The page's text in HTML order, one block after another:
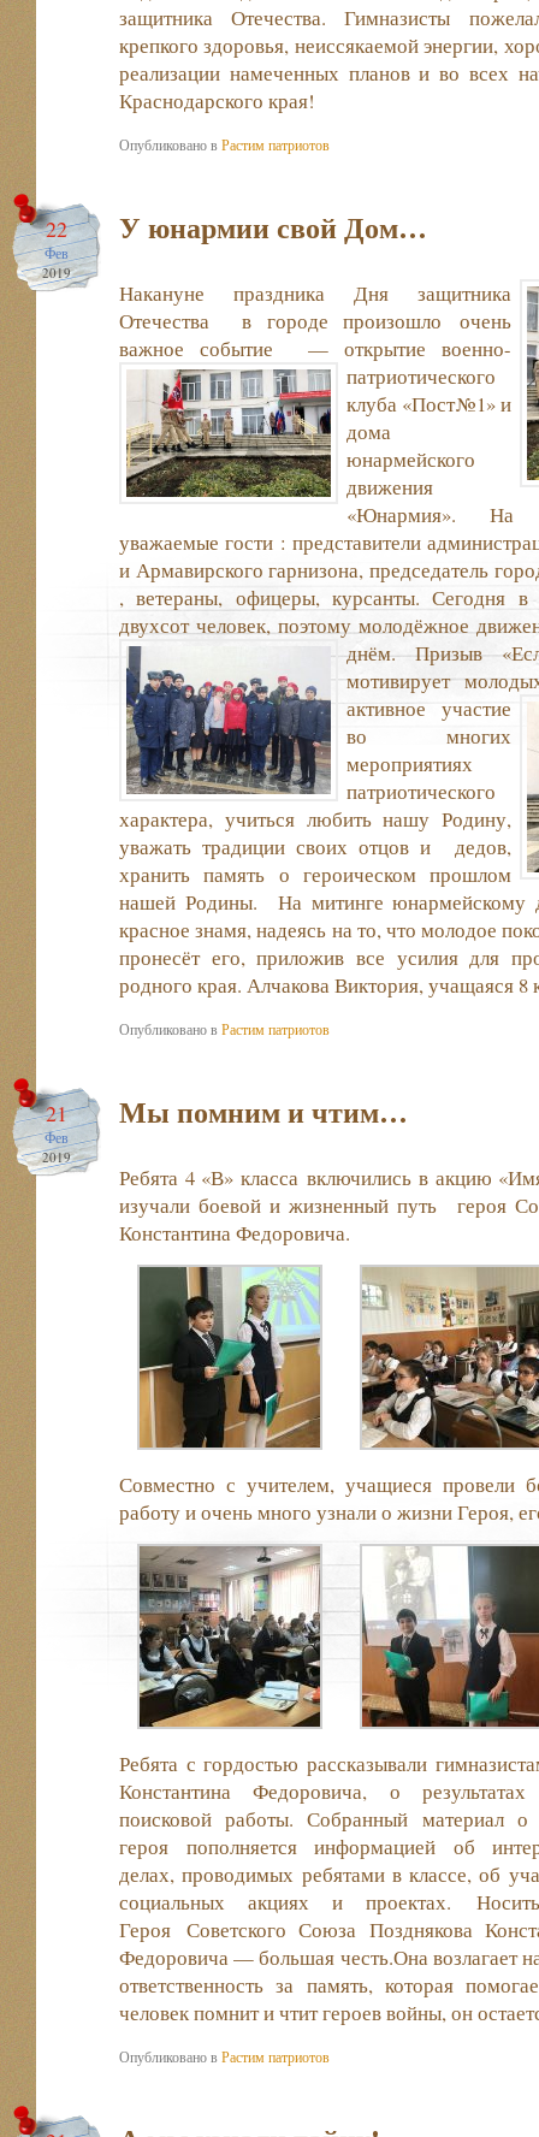
защитника Отечества. Гимназисты
крепкого здоровья, неиссякаемой энергии,
реализации намеченных планов и во всех
Краснодарского края!
Опубликовано вРастим патриотов
22
Фев
2019
У юнармии свой Дом…
Накануне праздника Дня защитника
Отечества в городе произошло очень
важное событие — открытие военно-
патриотического
клуба «Пост№1» и
дома
юнармейского
движения
«Юнармия». На
уважаемые гости : представители
и Армавирского гарнизона, председатель
, ветераны, офицеры, курсанты. Сегодня
двухсот человек, поэтому молодёжное
днём. Призыв
мотивирует
активное участие
во многих
мероприятиях
патриотического
характера, учиться любить нашу Родину,
уважать традиции своих отцов и дедов,
хранить память о героическом прошлом
нашей Родины. На митинге юнармейскому
красное знамя, надеясь на то, что молодое
пронесёт его, приложив все усилия для
родного края. Алчакова Виктория, учащаяся 8
Опубликовано вРастим патриотов
21
Фев
2019
Мы помним и чтим…
Ребята 4 «В» класса включились в акцию
изучали боевой и жизненный путь героя
Константина Федоровича.
Совместно с учителем, учащиеся провели
работу и очень много узнали о жизни Героя,
Ребята с гордостью рассказывали
Константина Федоровича, о результатах
поисковой работы. Собранный материал о
героя пополняется информацией об
делах, проводимых ребятами в классе, об
социальных акциях и проектах.
Героя Советского Союза Позднякова
Федоровича — большая честь.Она возлагает
ответственность за память, которая
человек помнит и чтит героев войны, он
Опубликовано вРастим патриотов